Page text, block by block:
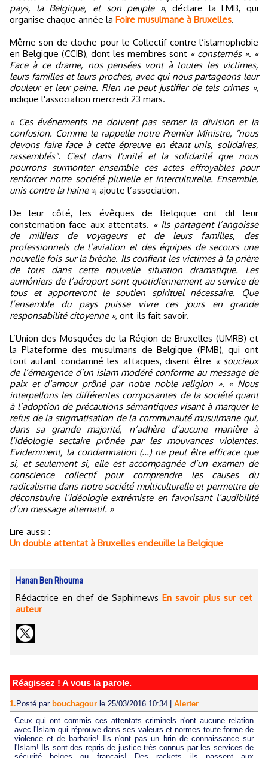
pays, la Belgique, et son peuple », déclare la LMB, qui
organise chaque année la Foire musulmane à Bruxelles.
Même son de cloche pour le Collectif contre l’islamophobie
en Belgique (CCIB), dont les membres sont « consternés ». «
Face à ce drame, nos pensées vont à toutes les victimes,
leurs familles et leurs proches, avec qui nous partageons leur
douleur et leur peine. Rien ne peut justifier de tels crimes »,
indique l'association mercredi 23 mars.
« Ces événements ne doivent pas semer la division et la
confusion. Comme le rappelle notre Premier Ministre, "nous
devons faire face à cette épreuve en étant unis, solidaires,
rassemblés". C'est dans l'unité et la solidarité que nous
pourrons surmonter ensemble ces actes effroyables pour
renforcer notre société plurielle et interculturelle. Ensemble,
unis contre la haine », ajoute l’association.
De leur côté, les évêques de Belgique ont dit leur
consternation face aux attentats. « Ils partagent l’angoisse
de milliers de voyageurs et de leurs familles, des
professionnels de l’aviation et des équipes de secours une
nouvelle fois sur la brèche. Ils confient les victimes à la prière
de tous dans cette nouvelle situation dramatique. Les
aumôniers de l’aéroport sont quotidiennement au service de
tous et apporteront le soutien spirituel nécessaire. Que
l’ensemble du pays puisse vivre ces jours en grande
responsabilité citoyenne », ont-ils fait savoir.
L’Union des Mosquées de la Région de Bruxelles (UMRB) et
la Plateforme des musulmans de Belgique (PMB), qui ont
tout autant condamné les attaques, disent être « soucieux
de l’émergence d’un islam modéré conforme au message de
paix et d’amour prôné par notre noble religion ». « Nous
interpellons les différentes composantes de la société quant
à l’adoption de précautions sémantiques visant à marquer le
refus de la stigmatisation de la communauté musulmane qui,
dans sa grande majorité, n’adhère d’aucune manière à
l’idéologie sectaire prônée par les mouvances violentes.
Evidemment, la condamnation (...) ne peut être efficace que
si, et seulement si, elle est accompagnée d’un examen de
conscience collectif pour comprendre les causes du
radicalisme dans notre société multiculturelle et permettre de
déconstruire l’idéologie extrémiste en favorisant l’audibilité
d’un message alternatif. »
Lire aussi :
Un double attentat à Bruxelles endeuille la Belgique
Hanan Ben Rhouma
Rédactrice en chef de Saphirnews En savoir plus sur cet
auteur
Réagissez ! A vous la parole.
1. Posté par bouchagour le 25/03/2016 10:34
Alerter
Ceux qui ont commis ces attentats criminels n'ont aucune relation
avec l'Islam qui réprouve dans ses valeurs et normes toute forme de
violence et de barbarie! Ils n'ont pas un brin de connaissance sur
l'Islam! Ils sont des repris de justice très connus par les services de